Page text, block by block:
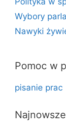
Wybory
Nawyki
Pomoc w
pisanie prac